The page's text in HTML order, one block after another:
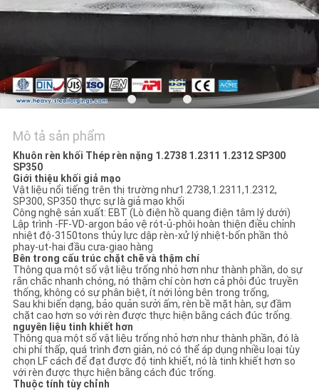
PRIVACY
Mô tả sản phẩm
Khuôn rèn khối Thép rèn nặng 1.2738 1.2311 1.2312 SP300
SP350
Giới thiệu khối giả mạo
Vật liệu nổi tiếng trên thị trường như1.2738,1.2311,1.2312,
SP300, SP350 thực sự là giả mạo khối
Công nghệ sản xuất: EBT (Lò điện hồ quang điện tâm lý dưới)
Lập trình -FF-VD-argon bảo vệ rót-ủ-phôi hoàn thiện điều chỉnh
nhiệt độ-3150tons thủy lực dập rèn-xử lý nhiệt-bốn phần thô
phay-ut-hai đầu cưa-giao hàng
Bên trong cấu trúc chặt chẽ và thậm chí
Thông qua một số vật liệu trống nhỏ hơn như thành phần, do sự
rắn chắc nhanh chóng, nó thậm chí còn hơn cả phôi đúc truyền
thống, không có sự phân biệt, ít nới lỏng bên trong trống,
Sau khi biến dạng, bảo quản sưởi ấm, rèn bề mặt hàn, sự đầm
chặt cao hơn so với rèn được thực hiện bằng cách đúc trống.
nguyên liệu tinh khiết hơn
Thông qua một số vật liệu trống nhỏ hơn như thành phần, đó là
chi phí thấp, quá trình đơn giản, nó có thể áp dụng nhiều loại tùy
chọn LF cách để đạt được độ tinh khiết, nó là tinh khiết hơn so
với rèn được thực hiện bằng cách đúc trống.
Thuộc tính tùy chỉnh